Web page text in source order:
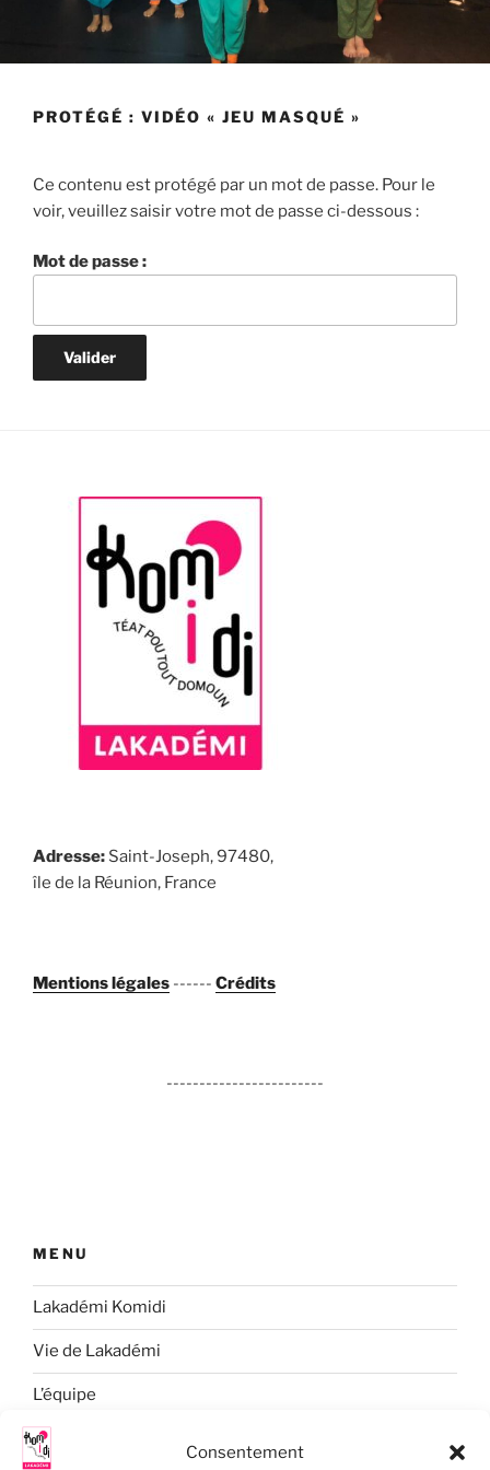
Consentement
PROTÉGÉ : VIDÉO « JEU MASQUÉ »
Ce contenu est protégé par un mot de passe. Pour le
voir, veuillez saisir votre mot de passe ci-dessous :
Mot de passe :
Adresse: Saint-Joseph, 97480,
île de la Réunion, France
Mentions légales ------ Crédits
------------------------
MENU
Lakadémi Komidi
Vie de Lakadémi
L’équipe
Formation